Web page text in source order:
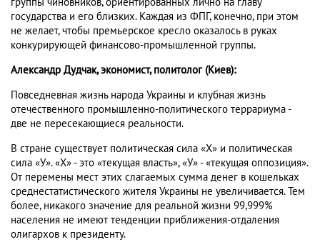
государства и его близких. Каждая из ФПГ, конечно, при этом
не желает, чтобы премьерское кресло оказалось в руках
конкурирующей финансово-промышленной группы.
Александр Дудчак, экономист, политолог (Киев):
Повседневная жизнь народа Украины и клубная жизнь
отечественного промышленно-политического террариума -
две не пересекающиеся реальности.
В стране существует политическая сила «Х» и политическая
сила «У». «Х» - это «текущая власть», «У» - «текущая оппозиция».
От перемены мест этих слагаемых сумма денег в кошельках
среднестатистического жителя Украины не увеличивается. Тем
более, никакого значение для реальной жизни 99,999%
населения не имеют тенденции приближения-отдаления
олигархов к президенту.